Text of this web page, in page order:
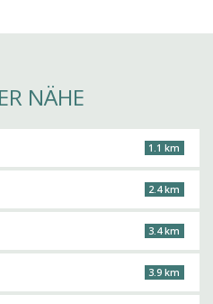
NÄHE
1.1 km
2.4 km
3.4 km
3.9 km